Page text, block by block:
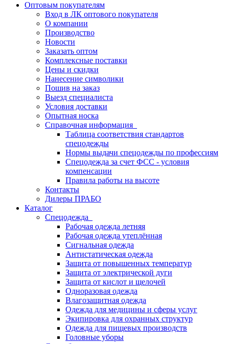
Оптовым покупателям
Вход в ЛК оптового покупателя
О компании
Производство
Новости
Заказать оптом
Комплексные поставки
Цены и скидки
Нанесение символики
Пошив на заказ
Выезд специалиста
Условия доставки
Опытная носка
Справочная информация
Таблица соответствия стандартов
спецодежды
Нормы выдачи спецодежды по профессиям
Спецодежда за счет ФСС - условия
компенсации
Правила работы на высоте
Контакты
Дилеры ПРАБО
Каталог
Спецодежда
Рабочая одежда летняя
Рабочая одежда утеплённая
Сигнальная одежда
Антистатическая одежда
Защита от повышенных температур
Защита от электрической дуги
Защита от кислот и щелочей
Одноразовая одежда
Влагозащитная одежда
Одежда для медицины и сферы услуг
Экипировка для охранных структур
Одежда для пищевых производств
Головные уборы